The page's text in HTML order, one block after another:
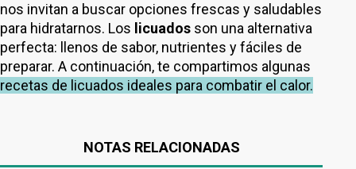
nos invitan a buscar opciones frescas y saludables
para hidratarnos. Los licuados son una alternativa
perfecta: llenos de sabor, nutrientes y fáciles de
preparar. A continuación, te compartimos algunas
recetas de licuados ideales para combatir el calor.
NOTAS RELACIONADAS